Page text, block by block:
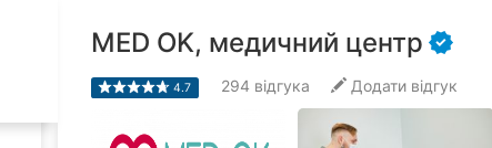
MED OK, медичний центр
4.7 294 відгука Додати відгук